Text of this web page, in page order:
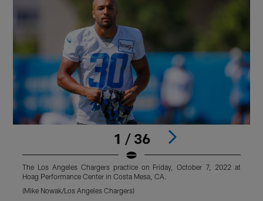
1 / 36
The Los Angeles Chargers practice on Friday, October 7, 2022 at
Hoag Performance Center in Costa Mesa, CA.
(Mike Nowak/Los Angeles Chargers)